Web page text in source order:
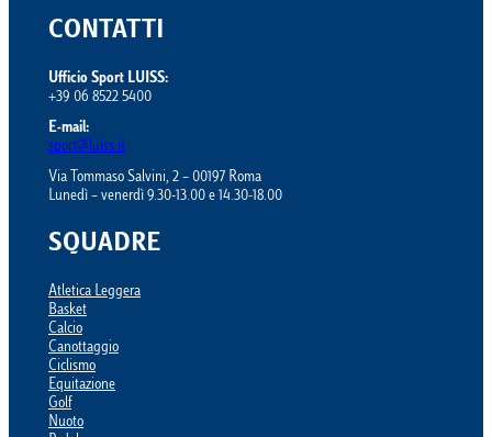
CONTATTI
Ufficio Sport LUISS:
+39 06 8522 5400
E-mail:
sport@luiss.it
Via Tommaso Salvini, 2 – 00197 Roma
Lunedì – venerdì 9.30-13.00 e 14.30-18.00
SQUADRE
Atletica Leggera
Basket
Calcio
Canottaggio
Ciclismo
Equitazione
Golf
Nuoto